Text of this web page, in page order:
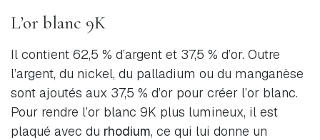
L’or blanc 9K
Il contient 62,5 % d’argent et 37,5 % d’or. Outre
l’argent, du nickel, du palladium ou du manganèse
sont ajoutés aux 37,5 % d’or pour créer l’or blanc.
Pour rendre l’or blanc 9K plus lumineux, il est
plaqué avec du rhodium, ce qui lui donne un